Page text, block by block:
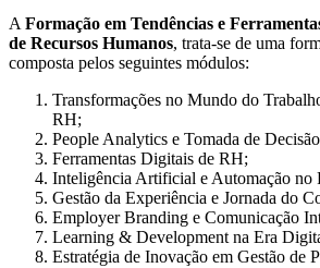
A Formação em Tendências e
de Recursos Humanos, trata-se de uma
composta pelos seguintes módulos:
Transformações no Mundo do
RH;
People Analytics e Tomada de
Ferramentas Digitais de RH;
Inteligência Artificial e Automação no
Gestão da Experiência e Jornada do
Employer Branding e Comunicação
Learning & Development na Era
Estratégia de Inovação em Gestão de